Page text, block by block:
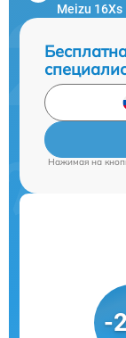
Meizu 16Xs
Нажимая на
-